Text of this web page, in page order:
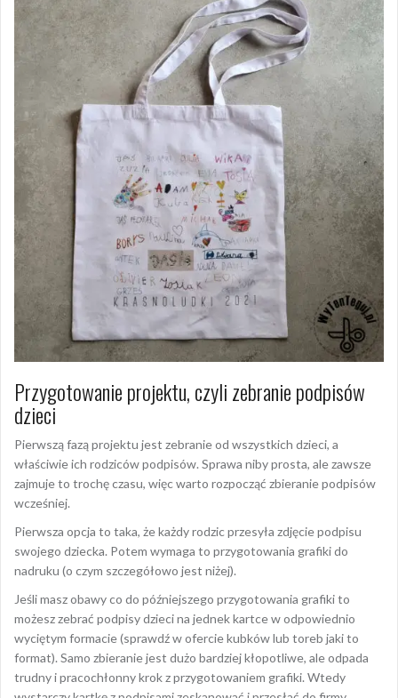
Przygotowanie projektu, czyli zebranie podpisów
dzieci
Pierwszą fazą projektu jest zebranie od wszystkich dzieci, a
właściwie ich rodziców podpisów. Sprawa niby prosta, ale zawsze
zajmuje to trochę czasu, więc warto rozpocząć zbieranie podpisów
wcześniej.
Pierwsza opcja to taka, że każdy rodzic przesyła zdjęcie podpisu
swojego dziecka. Potem wymaga to przygotowania grafiki do
nadruku (o czym szczegółowo jest niżej).
Jeśli masz obawy co do późniejszego przygotowania grafiki to
możesz zebrać podpisy dzieci na jednek kartce w odpowiednio
wyciętym formacie (sprawdź w ofercie kubków lub toreb jaki to
format). Samo zbieranie jest dużo bardziej kłopotliwe, ale odpada
trudny i pracochłonny krok z przygotowaniem grafiki. Wtedy